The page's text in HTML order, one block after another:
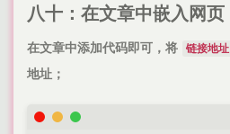
八十：在文章中嵌入网页
在文章中添加代码即可，将 链接地址
地址；